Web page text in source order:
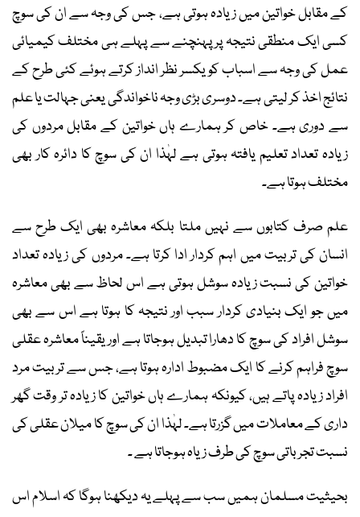
کے مقابل خواتین میں زیادہ ہوتی ہے، جس کی وجہ سے ان کی سوچ
کسی ایک منطقی نتیجہ پر پہنچنے سے پہلے ہی مختلف کیمیائی
عمل کی وجہ سے اسباب کو یکسر نظر انداز کرتے ہوئے کئی طرح کے
نتائج اخذ کر لیتی ہے۔ دوسری بڑی وجہ ناخواندگی یعنی جہالت یا علم
سے دوری ہے۔ خاص کر ہمارے ہاں خواتین کے مقابل مردوں کی
زیادہ تعداد تعلیم یافتہ ہوتی ہے لہٰذا ان کی سوچ کا دائرہ کار بھی
مختلف ہوتا ہے۔
علم صرف کتابوں سے نہیں ملتا بلکہ معاشرہ بھی ایک طرح سے
انسان کی تربیت میں اہم کردار ادا کرتا ہے۔ مردوں کی زیادہ تعداد
خواتین کی نسبت زیادہ سوشل ہوتی ہے اس لحاظ سے بھی معاشرہ
میں جو ایک بنیادی کردار سبب اور نتیجہ کا ہوتا ہے اس سے بھی
سوشل افراد کی سوچ کا دھارا تبدیل ہوجاتا ہے اور یقیناً معاشرہ عقلی
سوچ فراہم کرنے کا ایک مضبوط ادارہ ہوتا ہے، جس سے تربیت مرد
افراد زیادہ پاتے ہیں، کیونکہ ہمارے ہاں خواتین کا زیادہ تر وقت گھر
داری کے معاملات میں گزرتا ہے۔ لہٰذا ان کی سوچ کا میلان عقلی کی
نسبت تجرباتی سوچ کی طرف زیاہ ہوجاتا ہے ۔
بحیثیت مسلمان ہمیں سب سے پہلے یہ دیکھنا ہوگا کہ اسلام اس